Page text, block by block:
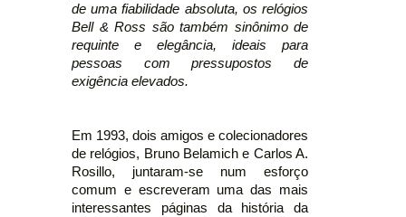
de uma fiabilidade absoluta, os relógios
Bell & Ross são também sinônimo de
requinte e elegância, ideais para
pessoas com pressupostos de
exigência elevados.
Em 1993, dois amigos e colecionadores
de relógios, Bruno Belamich e Carlos A.
Rosillo, juntaram-se num esforço
comum e escreveram uma das mais
interessantes páginas da história da